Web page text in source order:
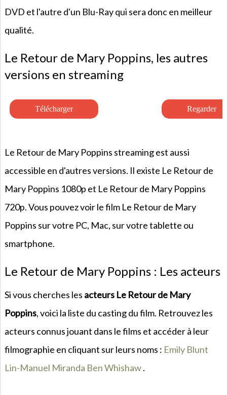
DVD et l'autre d'un Blu-Ray qui sera donc en meilleur
qualité.
Le Retour de Mary Poppins, les autres
versions en streaming
Le Retour de Mary Poppins streaming est aussi
accessible en d'autres versions. Il existe Le Retour de
Mary Poppins 1080p et Le Retour de Mary Poppins
720p. Vous pouvez voir le film Le Retour de Mary
Poppins sur votre PC, Mac, sur votre tablette ou
smartphone.
Le Retour de Mary Poppins : Les acteurs
Si vous cherches les acteurs Le Retour de Mary
Poppins, voici la liste du casting du film. Retrouvez les
acteurs connus jouant dans le films et accéder à leur
filmographie en cliquant sur leurs noms : Emily Blunt
Lin-Manuel Miranda Ben Whishaw.